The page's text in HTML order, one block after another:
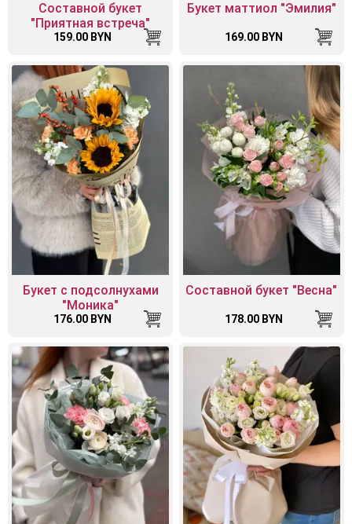
Составной букет
"Приятная встреча"
159.00 BYN
Букет маттиол "Эмилия"
169.00 BYN
Букет с подсолнухами
"Моника"
176.00 BYN
Составной букет "Весна"
178.00 BYN